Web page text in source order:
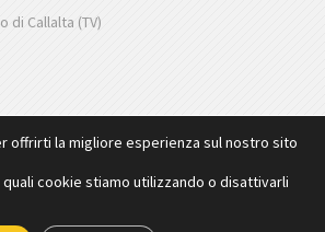
di Callalta (TV)
offrirti la migliore esperienza sul nostro sito
cookie stiamo utilizzando o disattivarli